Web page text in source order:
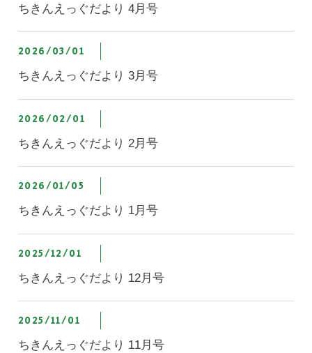
ちきんえっぐだより 4月号
2026/03/01
ちきんえっぐだより 3月号
2026/02/01
ちきんえっぐだより 2月号
2026/01/05
ちきんえっぐだより 1月号
2025/12/01
ちきんえっぐだより 12月号
2025/11/01
ちきんえっぐだより 11月号